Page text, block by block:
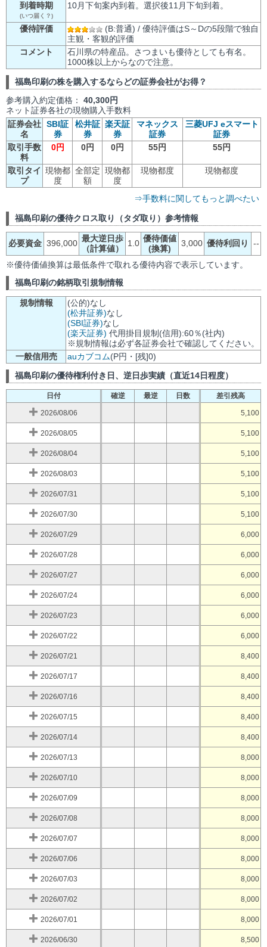
到着時期
(いつ届く？)
10月下旬案内到着。選択後11月下旬到着。
優待評価
(B:普通) / 優待評価はS～Dの5段階で独自
主観・客観的評価
コメント
石川県の特産品。さつまいも優待としても有名。
1000株以上からなので注意。
福島印刷の株を購入するならどの証券会社がお得？
参考購入約定価格： 40,300円
ネット証券各社の現物購入手数料
証券会社
名
SBI証
券
松井証
券
楽天証
券
マネックス
証券
三菱UFJ eスマート
証券
取引手数
料
0円 0円 0円 55円 55円
取引タイ
プ
現物都
度
全部定
額
現物都
度
現物都度 現物都度
⇒手数料に関してもっと調べたい
福島印刷の優待クロス取り（タダ取り）参考情報
必要資金 396,000 最大逆日歩
（計算値）
1.0 優待価値
(換算)
3,000 優待利回り --
※優待価値換算は最低条件で取れる優待内容で表示しています。
福島印刷の銘柄取引規制情報
規制情報
(公的)なし
(松井証券)なし
(SBI証券)なし
(楽天証券) 代用掛目規制(信用):60％(社内)
※規制情報は必ず各証券会社で確認してください。
一般信用売
auカブコム(P円・[残]0)
福島印刷の優待権利付き日、逆日歩実績（直近14日程度）
日付 確逆 最逆 日数 差引残高
2026/08/06 5,100
2026/08/05 5,100
2026/08/04 5,100
2026/08/03 5,100
2026/07/31 5,100
2026/07/30 5,100
2026/07/29 6,000
2026/07/28 6,000
2026/07/27 6,000
2026/07/24 6,000
2026/07/23 6,000
2026/07/22 6,000
2026/07/21 8,400
2026/07/17 8,400
2026/07/16 8,400
2026/07/15 8,400
2026/07/14 8,400
2026/07/13 8,000
2026/07/10 8,000
2026/07/09 8,000
2026/07/08 8,000
2026/07/07 8,000
2026/07/06 8,000
2026/07/03 8,000
2026/07/02 8,000
2026/07/01 8,000
2026/06/30 8,500